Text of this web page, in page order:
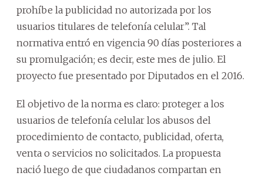
prohíbe la publicidad no autorizada por los
usuarios titulares de telefonía celular”. Tal
normativa entró en vigencia 90 días posteriores a
su promulgación; es decir, este mes de julio. El
proyecto fue presentado por Diputados en el 2016.
El objetivo de la norma es claro: proteger a los
usuarios de telefonía celular los abusos del
procedimiento de contacto, publicidad, oferta,
venta o servicios no solicitados. La propuesta
nació luego de que ciudadanos compartan en